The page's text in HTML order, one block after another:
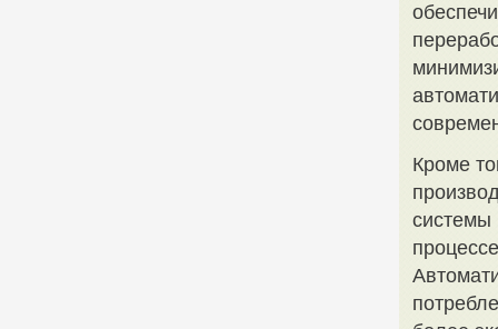
Кроме
системы